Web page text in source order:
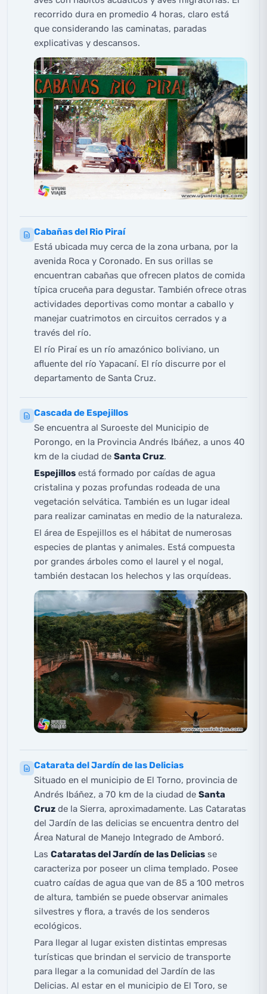
recorrido dura en promedio 4 horas, claro está
que considerando las caminatas, paradas
explicativas y descansos.
Cabañas del Rio Piraí
Está ubicada muy cerca de la zona urbana, por la
avenida Roca y Coronado. En sus orillas se
encuentran cabañas que ofrecen platos de comida
típica cruceña para degustar. También ofrece otras
actividades deportivas como montar a caballo y
manejar cuatrimotos en circuitos cerrados y a
través del río.
El río Piraí es un río amazónico boliviano, un
afluente del río Yapacaní. El río discurre por el
departamento de Santa Cruz.
Cascada de Espejillos
Se encuentra al Suroeste del Municipio de
Porongo, en la Provincia Andrés Ibáñez, a unos 40
km de la ciudad de Santa Cruz.
Espejillos está formado por caídas de agua
cristalina y pozas profundas rodeada de una
vegetación selvática. También es un lugar ideal
para realizar caminatas en medio de la naturaleza.
El área de Espejillos es el hábitat de numerosas
especies de plantas y animales. Está compuesta
por grandes árboles como el laurel y el nogal,
también destacan los helechos y las orquídeas.
Catarata del Jardín de las Delicias
Situado en el municipio de El Torno, provincia de
Andrés Ibáñez, a 70 km de la ciudad de Santa
Cruz de la Sierra, aproximadamente. Las Cataratas
del Jardín de las delicias se encuentra dentro del
Área Natural de Manejo Integrado de Amboró.
Las Cataratas del Jardín de las Delicias se
caracteriza por poseer un clima templado. Posee
cuatro caídas de agua que van de 85 a 100 metros
de altura, también se puede observar animales
silvestres y flora, a través de los senderos
ecológicos.
Para llegar al lugar existen distintas empresas
turísticas que brindan el servicio de transporte
para llegar a la comunidad del Jardín de las
Delicias. Al estar en el municipio de El Toro, se